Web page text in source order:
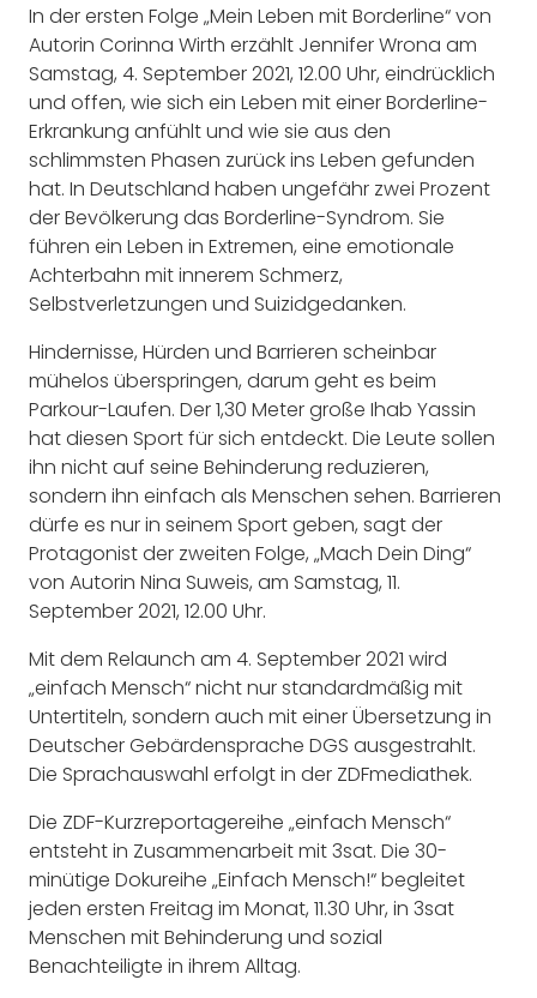
In der ersten Folge „Mein Leben mit Borderline“ von
Autorin Corinna Wirth erzählt Jennifer Wrona am
Samstag, 4. September 2021, 12.00 Uhr, eindrücklich
und offen, wie sich ein Leben mit einer Borderline-
Erkrankung anfühlt und wie sie aus den
schlimmsten Phasen zurück ins Leben gefunden
hat. In Deutschland haben ungefähr zwei Prozent
der Bevölkerung das Borderline-Syndrom. Sie
führen ein Leben in Extremen, eine emotionale
Achterbahn mit innerem Schmerz,
Selbstverletzungen und Suizidgedanken.
Hindernisse, Hürden und Barrieren scheinbar
mühelos überspringen, darum geht es beim
Parkour-Laufen. Der 1,30 Meter große Ihab Yassin
hat diesen Sport für sich entdeckt. Die Leute sollen
ihn nicht auf seine Behinderung reduzieren,
sondern ihn einfach als Menschen sehen. Barrieren
dürfe es nur in seinem Sport geben, sagt der
Protagonist der zweiten Folge, „Mach Dein Ding“
von Autorin Nina Suweis, am Samstag, 11.
September 2021, 12.00 Uhr.
Mit dem Relaunch am 4. September 2021 wird
„einfach Mensch“ nicht nur standardmäßig mit
Untertiteln, sondern auch mit einer Übersetzung in
Deutscher Gebärdensprache DGS ausgestrahlt.
Die Sprachauswahl erfolgt in der ZDFmediathek.
Die ZDF-Kurzreportagereihe „einfach Mensch“
entsteht in Zusammenarbeit mit 3sat. Die 30-
minütige Dokureihe „Einfach Mensch!“ begleitet
jeden ersten Freitag im Monat, 11.30 Uhr, in 3sat
Menschen mit Behinderung und sozial
Benachteiligte in ihrem Alltag.